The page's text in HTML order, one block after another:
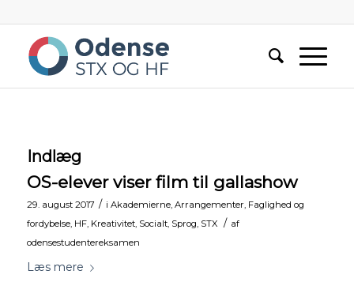
Indlæg
OS-elever viser film til gallashow
29. august 2017 / i Akademierne, Arrangementer, Faglighed og
fordybelse, HF, Kreativitet, Socialt, Sprog, STX / af
odensestudentereksamen
Læs mere